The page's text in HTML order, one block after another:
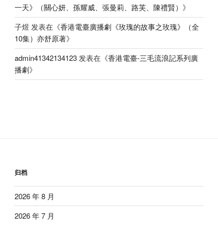
一天》（關心妍、孫耀威、張曼莉、路芙、陳禮賢） 》
子煜 发表在《香港電臺廣播劇《玫瑰的故事之玫瑰》（全
10集）亦舒原著》
admin41342134123发表在《香港電臺-三毛流浪記系列廣
播劇》
归档
2026 年 8 月
2026 年 7 月